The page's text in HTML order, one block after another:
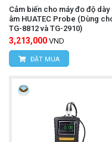
Ngành dệt may:
Ngành cao su và
nhựa dẻo, gioăng
độ sâu rãnh,
Kiểm tra chất
Cảm biến cho máy đo độ dày
âm HUATEC Probe (Dùng
TG-8812 và TG-2910)
3,213,000 VND
ĐẶT MUA